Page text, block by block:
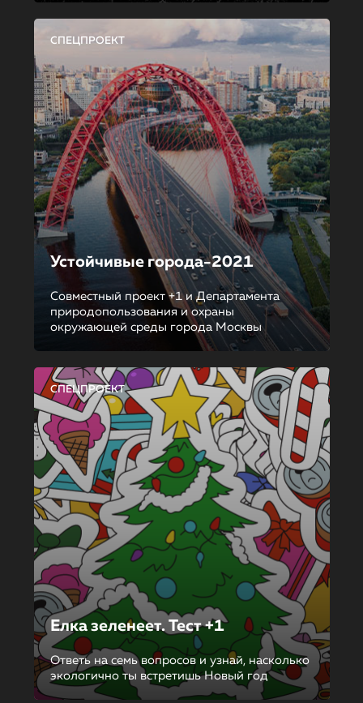
СПЕЦПРОЕКТ
Устойчивые города-2021
Совместный проект +1 и Департамента
природопользования и охраны
окружающей среды города Москвы
СПЕЦПРОЕКТ
Елка зеленеет. Тест +1
Ответь на семь вопросов и узнай, насколько
экологично ты встретишь Новый год